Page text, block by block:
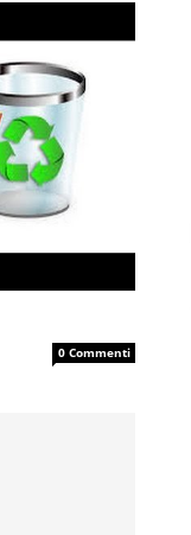
0 Commenti